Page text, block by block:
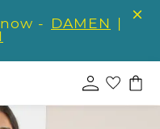
- DAMEN |